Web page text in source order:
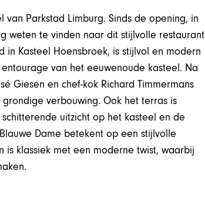
Parkstad Limburg. Sinds de opening, in
weten te vinden naar dit stijlvolle restaurant
Kasteel Hoensbroek, is stijlvol en modern
van het eeuwenoude kasteel. Na
Giesen en chef-kok Richard Timmermans
verbouwing. Ook het terras is
uitzicht op het kasteel en de
Dame betekent op een stijlvolle
is klassiek met een moderne twist, waarbij